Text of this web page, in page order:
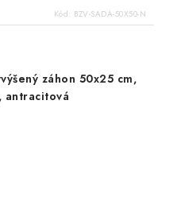
Kód: BZV-SADA-50X50-N
záhon 50x25 cm,
antracitová